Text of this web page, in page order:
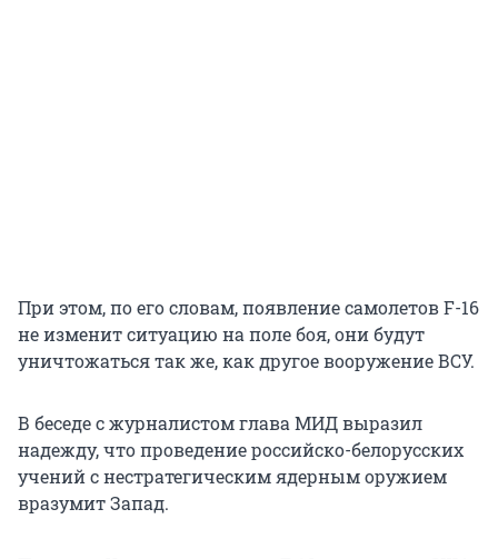
При этом, по его словам, появление самолетов F-16
не изменит ситуацию на поле боя, они будут
уничтожаться так же, как другое вооружение ВСУ.
В беседе с журналистом глава МИД выразил
надежду, что проведение российско-белорусских
учений с нестратегическим ядерным оружием
вразумит Запад.